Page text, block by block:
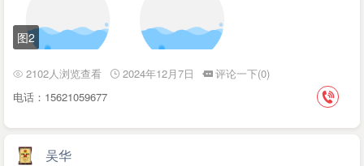
图2
2102人浏览查看 2024年12月7日
评论一下(0)
电话：15621059677
吴华